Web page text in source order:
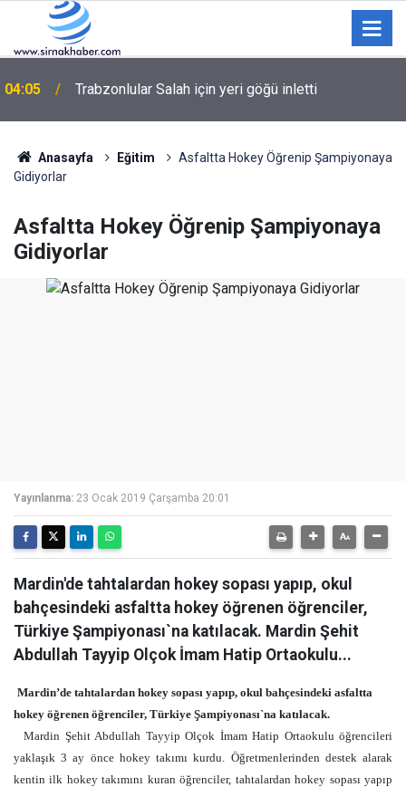
03:45 İnternet kullanan bireylerin oranı yüzde 92,3 oldu
Anasayfa Eğitim
Asfaltta Hokey Öğrenip Şampiyonaya
Gidiyorlar
Asfaltta Hokey Öğrenip Şampiyonaya
Gidiyorlar
Yayınlanma: 23 Ocak 2019 Çarşamba 20:01
Mardin'de tahtalardan hokey sopası yapıp, okul
bahçesindeki asfaltta hokey öğrenen öğrenciler,
Türkiye Şampiyonası`na katılacak. Mardin Şehit
Abdullah Tayyip Olçok İmam Hatip Ortaokulu...
Mardin’de tahtalardan hokey sopası yapıp, okul bahçesindeki asfaltta
hokey öğrenen öğrenciler, Türkiye Şampiyonası`na katılacak.
Mardin Şehit Abdullah Tayyip Olçok İmam Hatip Ortaokulu öğrencileri
yaklaşık 3 ay önce hokey takımı kurdu. Öğretmenlerinden destek alarak
kentin ilk hokey takımını kuran öğrenciler, tahtalardan hokey sopası yapıp